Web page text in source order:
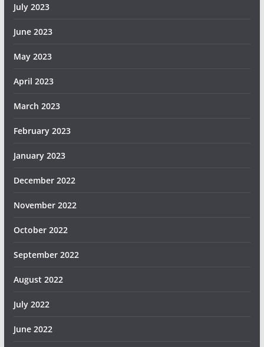
July 2023
June 2023
May 2023
April 2023
March 2023
February 2023
January 2023
December 2022
November 2022
October 2022
September 2022
August 2022
July 2022
June 2022